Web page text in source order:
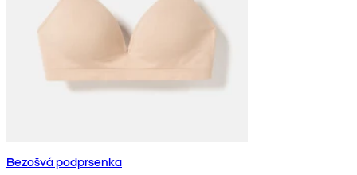
Bezošvá podprsenka